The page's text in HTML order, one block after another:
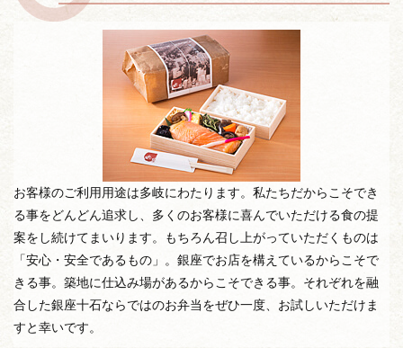
お客様のご利用用途は多岐にわたります。私たちだからこそでき
る事をどんどん追求し、多くのお客様に喜んでいただける食の提
案をし続けてまいります。もちろん召し上がっていただくものは
「安心・安全であるもの」。銀座でお店を構えているからこそで
きる事。築地に仕込み場があるからこそできる事。それぞれを融
合した銀座十石ならではのお弁当をぜひ一度、お試しいただけま
すと幸いです。